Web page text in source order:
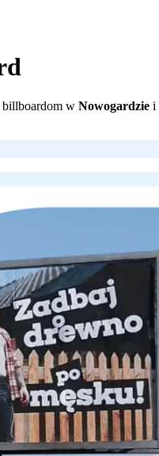
w Nowogardzie i